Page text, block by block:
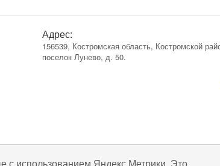
Адрес:
156539, Костромская область, Костромской
поселок Лунево, д. 50.